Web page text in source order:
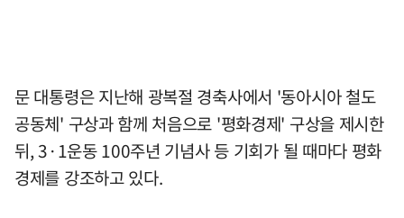
문 대통령은 지난해 광복절 경축사에서 '동아시아 철도
공동체' 구상과 함께 처음으로 '평화경제' 구상을 제시한
뒤, 3·1운동 100주년 기념사 등 기회가 될 때마다 평화
경제를 강조하고 있다.